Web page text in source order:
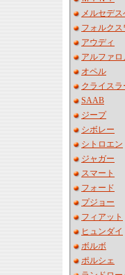
メルセデス
フォルクス
アウディ
アルファロ
オペル
クライスラ
SAAB
ジープ
シボレー
シトロエン
ジャガー
スマート
フォード
プジョー
フィアット
ヒュンダイ
ボルボ
ポルシェ